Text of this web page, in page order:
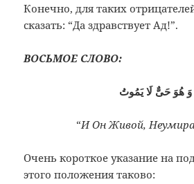
Конечно, для таких
сказать: “Да здравствует Ад!”.
ВОСЬМОЕ СЛОВО:
وَ هُوَ حَىٌّ لَا يَمُوتُ
“И Он Живой,
Очень короткое указание на
этого положения таково: